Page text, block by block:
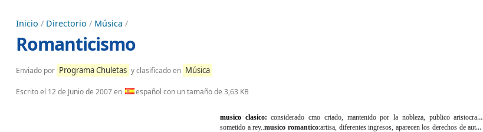
Inicio / Directorio / Música /
Romanticismo
Enviado por Programa Chuletas y clasificado en Música
Escrito el 12 de Junio de 2007en español con un tamaño de 3,63 KB
musico clasico: considerado cmo criado, mantenido por la nobleza, publico aristocrata,
sometido a rey..musico romantico:artisa, diferentes ingresos, aparecen los derechos de autor,